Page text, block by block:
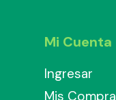
Mi Cuenta
Ingresar
Mis